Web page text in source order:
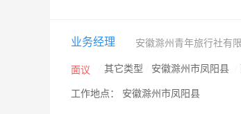
业务经理 安徽滁州青年旅行社有
面议 其它类型 安徽滁州市凤阳县
工作地点： 安徽滁州市凤阳县